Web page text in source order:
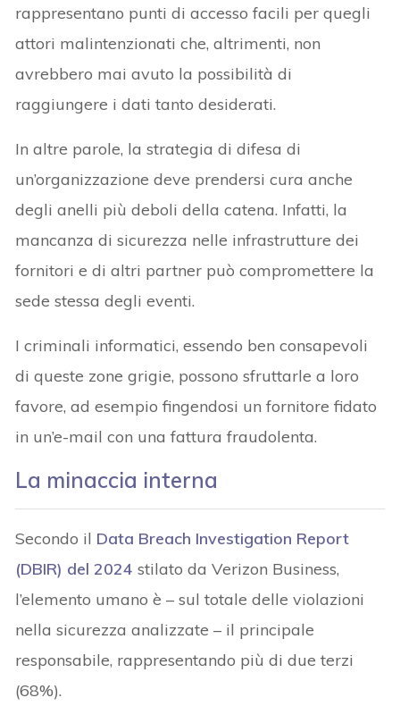
rappresentano punti di accesso facili per quegli
attori malintenzionati che, altrimenti, non
avrebbero mai avuto la possibilità di
raggiungere i dati tanto desiderati.
In altre parole, la strategia di difesa di
un’organizzazione deve prendersi cura anche
degli anelli più deboli della catena. Infatti, la
mancanza di sicurezza nelle infrastrutture dei
fornitori e di altri partner può compromettere la
sede stessa degli eventi.
I criminali informatici, essendo ben consapevoli
di queste zone grigie, possono sfruttarle a loro
favore, ad esempio fingendosi un fornitore fidato
in un’e-mail con una fattura fraudolenta.
La minaccia interna
Secondo il Data Breach Investigation Report
(DBIR) del 2024 stilato da Verizon Business,
l’elemento umano è – sul totale delle violazioni
nella sicurezza analizzate – il principale
responsabile, rappresentando più di due terzi
(68%).